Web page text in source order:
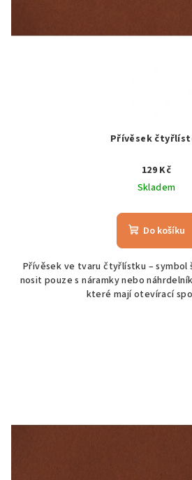
Přívěsek
129 Kč
Skladem
Do košíku
Přívěsek ve tvaru čtyřlístku – symbol
nosit pouze s náramky nebo
které mají otevírací